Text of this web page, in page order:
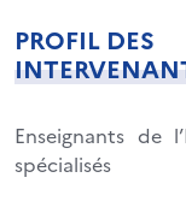
PROFIL DES
Enseignants de
spécialisés